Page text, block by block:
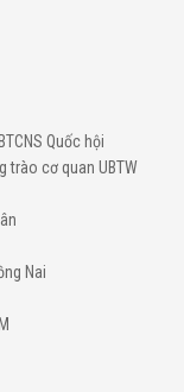
Quốc hội
trào cơ quan UBTW
Nai